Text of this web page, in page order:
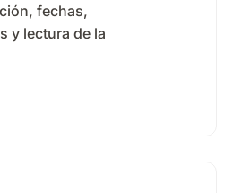
fechas,
y lectura de la